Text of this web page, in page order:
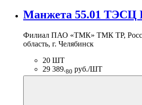
Манжета 55.01 ТЭСЦ
Филиал ПАО «ТМК» ТМК ТР,
область, г. Челябинск
20 ШТ
29 389.80 руб./ШТ